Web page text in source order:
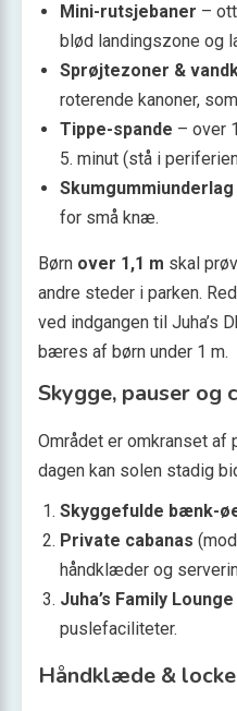
Mini-rutsjebaner –
blød landingszone og
Sprøjtezoner &
roterende kanoner,
Tippe-spande – over
5. minut (stå i
Skumgummiunderlag
for små knæ.
Børn over 1,1 m skal
andre steder i parken.
ved indgangen til Juha’s
bæres af børn under 1 m.
Skygge, pauser og
Området er omkranset af
dagen kan solen stadig
Skyggefulde bænk-
Private cabanas
håndklæder og
Juha’s Family Lounge
puslefaciliteter.
Håndklæde &